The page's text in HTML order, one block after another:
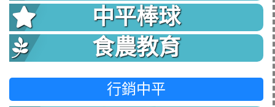
中平棒球
食農教育
行銷中平